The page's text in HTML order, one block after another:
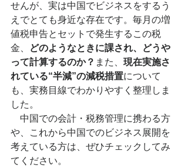
せんが、実は中国でビジネスをするう
えでとても身近な存在です。毎月の増
値税申告とセットで発生するこの税
金、
どのようなときに課され、どうや
って計算するのか？ また、 現在実施さ
れている“半減”の減税措置について
も、実務目線でわかりやすく整理しま
した。
中国での会計・税務管理に携わる方
や、これから中国でのビジネス展開を
考えている方は、ぜひチェックしてみ
てください。